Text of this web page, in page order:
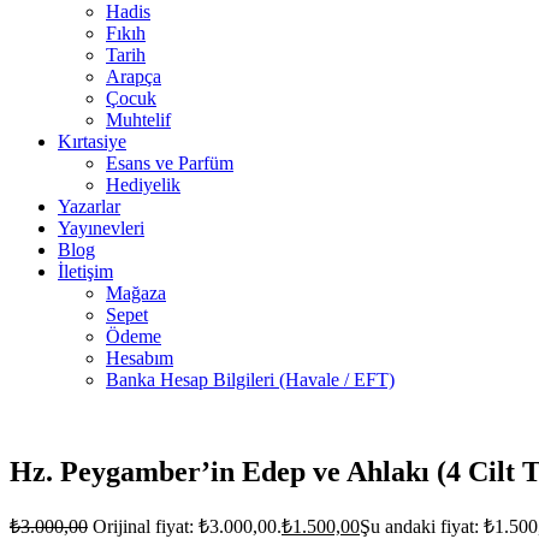
Hadis
Fıkıh
Tarih
Arapça
Çocuk
Muhtelif
Kırtasiye
Esans ve Parfüm
Hediyelik
Yazarlar
Yayınevleri
Blog
İletişim
Mağaza
Sepet
Ödeme
Hesabım
Banka Hesap Bilgileri (Havale / EFT)
Hz. Peygamber’in Edep ve Ahlakı (4 Cilt
₺3.000,00 Orijinal fiyat: ₺3.000,00.₺1.500,00Şu andaki fiyat: